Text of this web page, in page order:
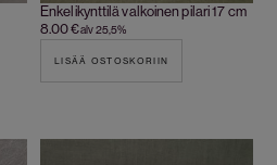
Enkelikynttilä valkoinen pilari 17 cm
8.00€alv 25,5%
LISÄÄ OSTOSKORIIN